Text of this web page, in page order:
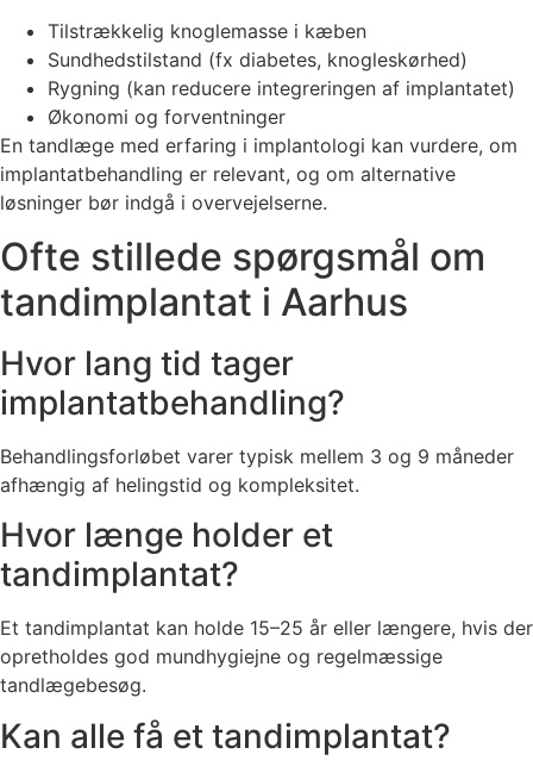
Tilstrækkelig knoglemasse i kæben
Sundhedstilstand (fx diabetes, knogleskørhed)
Rygning (kan reducere integreringen af implantatet)
Økonomi og forventninger
En tandlæge med erfaring i implantologi kan vurdere, om
implantatbehandling er relevant, og om alternative
løsninger bør indgå i overvejelserne.
Ofte stillede spørgsmål om
tandimplantat i Aarhus
Hvor lang tid tager
implantatbehandling?
Behandlingsforløbet varer typisk mellem 3 og 9 måneder
afhængig af helingstid og kompleksitet.
Hvor længe holder et
tandimplantat?
Et tandimplantat kan holde 15–25 år eller længere, hvis der
opretholdes god mundhygiejne og regelmæssige
tandlægebesøg.
Kan alle få et tandimplantat?